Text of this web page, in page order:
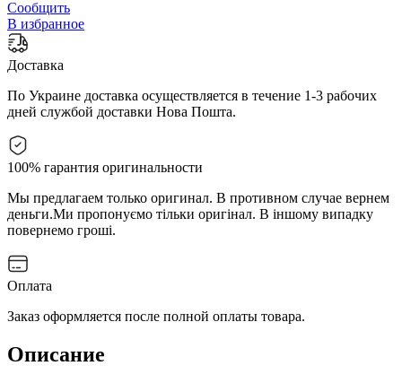
Сообщить
В избранное
Доставка
По Украине доставка осуществляется в течение 1-3 рабочих
дней службой доставки Нова Пошта.
100% гарантия оригинальности
Мы предлагаем только оригинал. В противном случае вернем
деньги.Ми пропонуємо тільки оригінал. В іншому випадку
повернемо гроші.
Оплата
Заказ оформляется после полной оплаты товара.
Описание